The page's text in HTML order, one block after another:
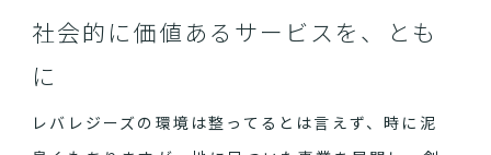
社会的に価値あるサービスを、とも
に
レバレジーズの環境は整ってるとは言えず、時に泥